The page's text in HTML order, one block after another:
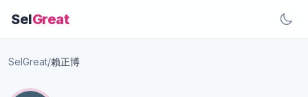
SelGreat
SelGreat/賴正博